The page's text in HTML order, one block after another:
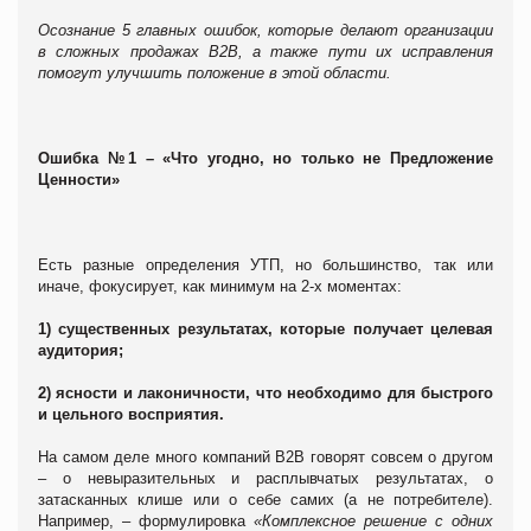
Осознание 5 главных ошибок, которые делают организации
в сложных продажах В2В, а также пути их исправления
помогут улучшить положение в этой области.
Ошибка №1 – «Что угодно, но только не Предложение
Ценности»
Есть разные определения УТП, но большинство, так или
иначе, фокусирует, как минимум на 2-х моментах:
1) существенных результатах, которые получает целевая
аудитория;
2) ясности и лаконичности, что необходимо для быстрого
и цельного восприятия.
На самом деле много компаний В2В говорят совсем о другом
– о невыразительных и расплывчатых результатах, о
затасканных клише или о себе самих (а не потребителе).
Например, – формулировка «Комплексное решение с одних